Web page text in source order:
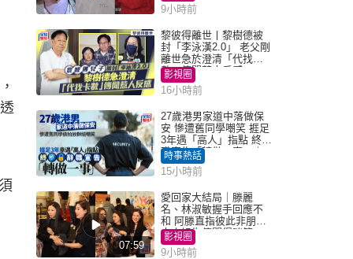
9小時前
黎彼得離世丨黎樹德被
封「李泳漢2.0」 老父剛
離世急於澄清「代找卡
數」傳聞惹人反感
影視圈
16小時前
27歲港男家道中落做保
安 慘遭舊同學嘲笑 捱足
3年遇「高人」指點 終辭
職宣告「轉做一事」｜
Juicy叮
時事熱話
15小時前
07:59
愛回家大結局｜滕麗
名、林淑敏握手回應不
和 阿滕直指彼此非朋友
大小姐指傳聞得啖笑
影視圈
9小時前